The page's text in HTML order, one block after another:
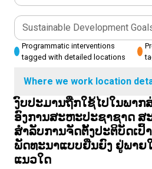
Sustainable Development
Programmatic interventions
tagged with detailed locations
Where we work location
ງົບ​ປະ​ມານ​ຖືກ​ໃຊ້​ໄປ​ໃນ​ພາກ​
ອົງ​ການ​ສະ​ຫະ​ປະ​ຊາ​ຊາດ
ສຳ​ລັບ​ການ​ຈັ​ດ​ຕັ້ງ​ປະ​ຕິ​ບັດ​ເ
ພັດ​ທະ​ນາ​ແບບ​ຍືນ​ຍົງ ຢູ່​​ພາຍ
ແນວ​ໃດ